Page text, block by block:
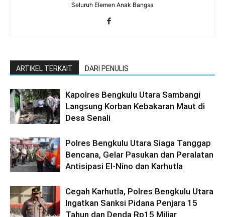
Seluruh Elemen Anak Bangsa
ARTIKEL TERKAIT DARI PENULIS
Kapolres Bengkulu Utara Sambangi
Langsung Korban Kebakaran Maut di
Desa Senali
Polres Bengkulu Utara Siaga Tanggap
Bencana, Gelar Pasukan dan Peralatan
Antisipasi El-Nino dan Karhutla
Cegah Karhutla, Polres Bengkulu Utara
Ingatkan Sanksi Pidana Penjara 15
Tahun dan Denda Rp15 Miliar